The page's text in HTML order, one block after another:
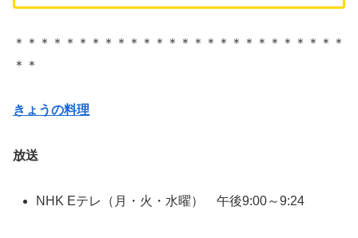
＊＊＊＊＊＊＊＊＊＊＊＊＊＊＊＊＊＊＊＊＊＊＊＊＊＊
＊＊
きょうの料理
放送
NHK Eテレ（月・火・水曜） 午後9:00～9:24